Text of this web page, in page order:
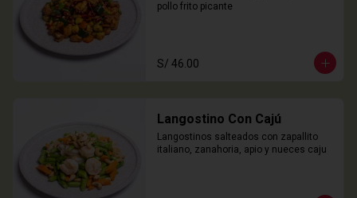
pollo frito picante
S/ 46.00
Langostino Con Cajú
Langostinos salteados con zapallito
italiano, zanahoria, apio y nueces caju